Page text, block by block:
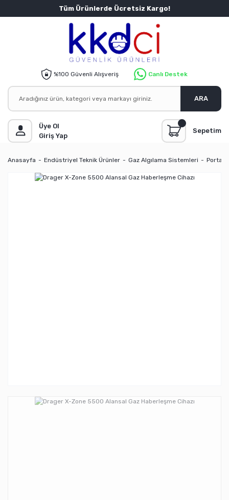
Tüm Ürünlerde Ücretsiz Kargo!
%100 Güvenli Alışveriş Canlı Destek
ARA
Üye Ol
Giriş Yap
Sepetim
Anasayfa Endüstriyel Teknik Ürünler Gaz Algılama Sistemleri Portatif